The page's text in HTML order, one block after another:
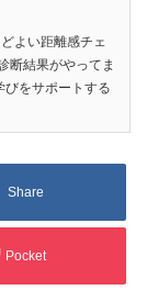
よい距離感チェ
断結果がやってま
びをサポートする
Share
Pocket